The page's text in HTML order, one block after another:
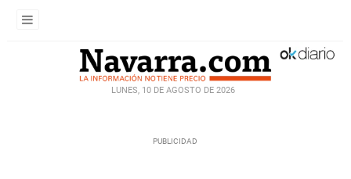
LUNES, 10 DE AGOSTO DE 2026